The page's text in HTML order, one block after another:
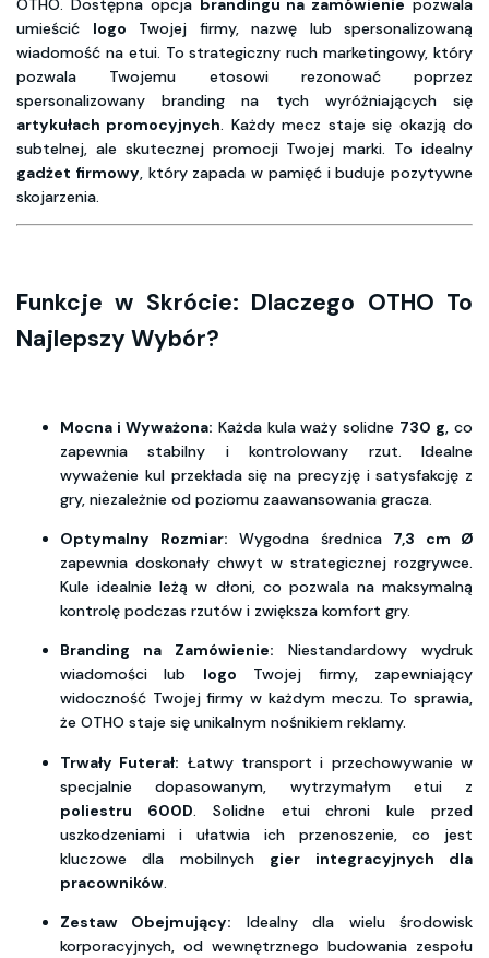
OTHO. Dostępna opcja brandingu na zamówienie pozwala
umieścić logo Twojej firmy, nazwę lub spersonalizowaną
wiadomość na etui. To strategiczny ruch marketingowy, który
pozwala Twojemu etosowi rezonować poprzez
spersonalizowany branding na tych wyróżniających się
artykułach promocyjnych. Każdy mecz staje się okazją do
subtelnej, ale skutecznej promocji Twojej marki. To idealny
gadżet firmowy, który zapada w pamięć i buduje pozytywne
skojarzenia.
Funkcje w Skrócie: Dlaczego OTHO To
Najlepszy Wybór?
Mocna i Wyważona: Każda kula waży solidne 730 g, co
zapewnia stabilny i kontrolowany rzut. Idealne
wyważenie kul przekłada się na precyzję i satysfakcję z
gry, niezależnie od poziomu zaawansowania gracza.
Optymalny Rozmiar: Wygodna średnica 7,3 cm Ø
zapewnia doskonały chwyt w strategicznej rozgrywce.
Kule idealnie leżą w dłoni, co pozwala na maksymalną
kontrolę podczas rzutów i zwiększa komfort gry.
Branding na Zamówienie: Niestandardowy wydruk
wiadomości lub logo Twojej firmy, zapewniający
widoczność Twojej firmy w każdym meczu. To sprawia,
że OTHO staje się unikalnym nośnikiem reklamy.
Trwały Futerał: Łatwy transport i przechowywanie w
specjalnie dopasowanym, wytrzymałym etui z
poliestru 600D . Solidne etui chroni kule przed
uszkodzeniami i ułatwia ich przenoszenie, co jest
kluczowe dla mobilnych gier integracyjnych dla
pracowników
Zestaw Obejmujący: Idealny dla wielu środowisk
korporacyjnych, od wewnętrznego budowania zespołu